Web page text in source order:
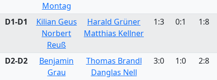
Montag
D1-D1
Kilian Geus
Norbert
Reuß
Harald Grüner
Matthias Kellner
1:3 0:1 1:8
D2-D2
Benjamin
Grau
Thomas Brandl
Danglas Nell
3:0 1:0 2:8